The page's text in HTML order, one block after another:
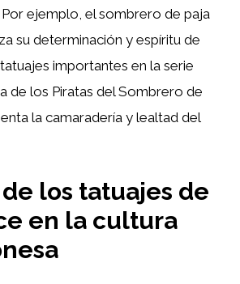
ejemplo, el sombrero de paja
su determinación y espíritu de
importantes en la serie
de los Piratas del Sombrero de
la camaradería y lealtad del
los tatuajes de
en la cultura